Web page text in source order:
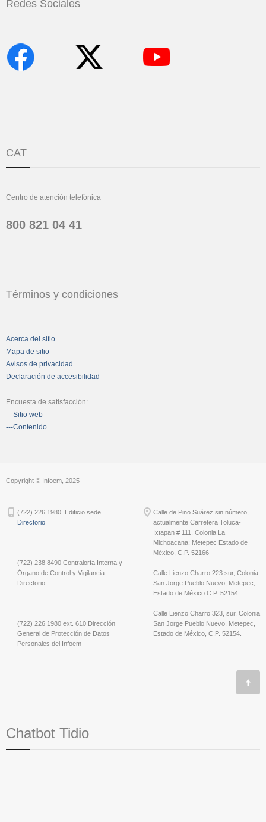
Redes Sociales
CAT
Centro de atención telefónica
800 821 04 41
Términos y condiciones
Acerca del sitio
Mapa de sitio
Avisos de privacidad
Declaración de accesibilidad
Encuesta de satisfacción:
---Sitio web
---Contenido
Copyright © Infoem, 2025
(722) 226 1980. Edificio sede
Directorio
(722) 238 8490 Contraloría Interna y
Órgano de Control y Vigilancia
Directorio
(722) 226 1980 ext. 610 Dirección
General de Protección de Datos
Personales del Infoem
Calle de Pino Suárez sin número,
actualmente Carretera Toluca-
Ixtapan # 111, Colonia La
Michoacana; Metepec Estado de
México, C.P. 52166
Calle Lienzo Charro 223 sur, Colonia
San Jorge Pueblo Nuevo, Metepec,
Estado de México C.P. 52154
Calle Lienzo Charro 323, sur, Colonia
San Jorge Pueblo Nuevo, Metepec,
Estado de México, C.P. 52154.
Chatbot Tidio